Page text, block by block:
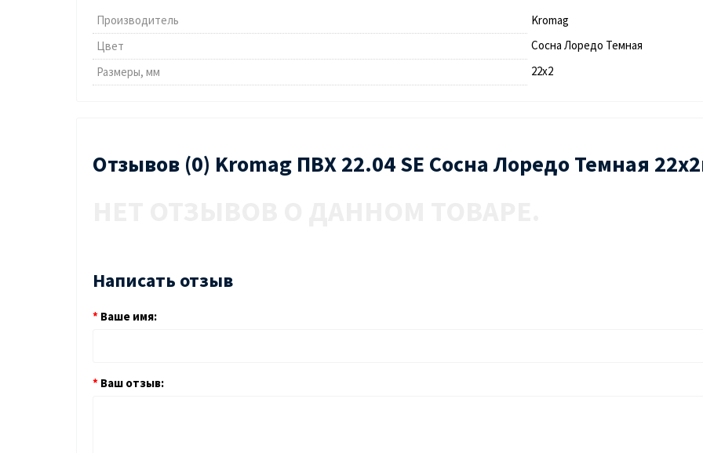
Производитель
Kromag
Цвет
Сосна Лоредо Темная
Размеры, мм
22х2
Отзывов (0) Kromag ПВХ 22.04 SЕ Сосна Лоредо Темная
Написать отзыв
Ваше имя:
Ваш отзыв: